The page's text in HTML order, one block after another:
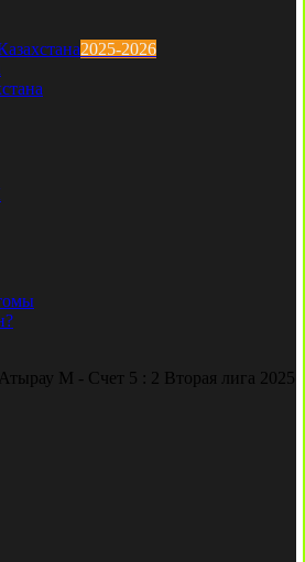
2025-2026
М - Счет 5 : 2 Вторая лига 2025